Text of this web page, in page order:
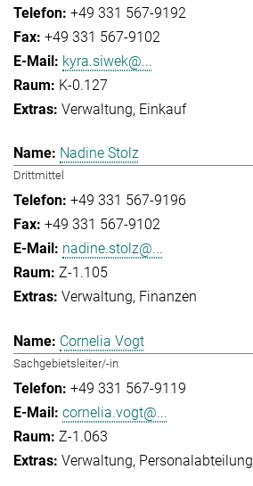
+49 331 567-9192
+49 331 567-9102
kyra.siwek@...
K-0.127
Verwaltung Einkauf
Nadine Stolz
Drittmittel
+49 331 567-9196
+49 331 567-9102
nadine.stolz@...
Z-1.105
Verwaltung Finanzen
Cornelia Vogt
Sachgebietsleiter/-in
+49 331 567-9119
cornelia.vogt@...
Z-1.063
Verwaltung Personalabteilung